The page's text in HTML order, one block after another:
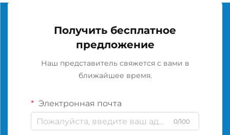
Получить бесплатное
предложение
Наш представитель свяжется с вами в
ближайшее время.
Электронная почта
0/100